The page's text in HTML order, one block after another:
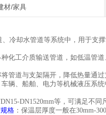
材/家具
冷却水管道等系统中，用于支
化工介质输送管道，如低温管
管道与支架隔开，降低热量通
车辆、船舶、电力等机械液压系
DN1520mm等，可满足不同
格 ：保温层厚度一般在30mm-